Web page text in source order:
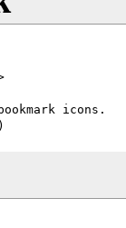
icons.